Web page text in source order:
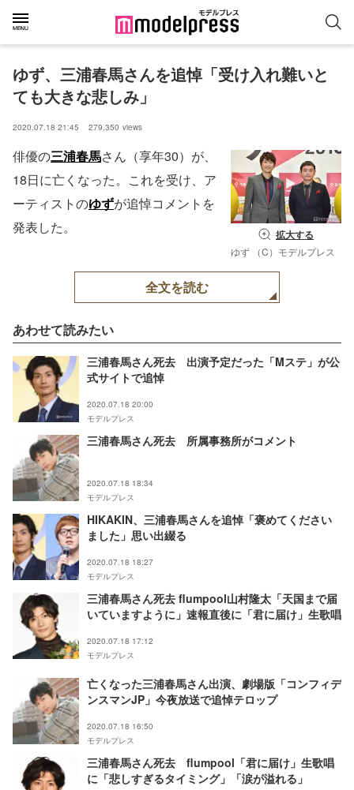
ゆず、三浦春馬さんを追悼「受け入れ難いと
ても大きな悲しみ」
2020.07.18 21:45 279,350 views
拡大する
ゆず （C）モデルプレス
俳優の三浦春馬さん（享年30）が、
18日に亡くなった。これを受け、ア
ーティストのゆずが追悼コメントを
発表した。
全文を読む
あわせて読みたい
三浦春馬さん死去 出演予定だった「Mステ」が公
式サイトで追悼
2020.07.18 20:00
モデルプレス
三浦春馬さん死去 所属事務所がコメント
2020.07.18 18:34
モデルプレス
HIKAKIN、三浦春馬さんを追悼「褒めてください
ました」思い出綴る
2020.07.18 18:27
モデルプレス
三浦春馬さん死去 flumpool山村隆太「天国まで届
いていますように」速報直後に「君に届け」生歌唱
2020.07.18 17:12
モデルプレス
亡くなった三浦春馬さん出演、劇場版「コンフィデ
ンスマンJP」今夜放送で追悼テロップ
2020.07.18 16:50
モデルプレス
三浦春馬さん死去 flumpool「君に届け」生歌唱
に「悲しすぎるタイミング」「涙が溢れる」